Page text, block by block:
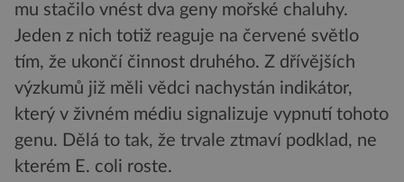
mu stačilo vnést dva geny mořské chaluhy.
Jeden z nich totiž reaguje na červené světlo
tím, že ukončí činnost druhého. Z dřívějších
výzkumů již měli vědci nachystán indikátor,
který v živném médiu signalizuje vypnutí tohoto
genu. Dělá to tak, že trvale ztmaví podklad, ne
kterém E. coli roste.